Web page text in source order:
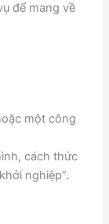
để mang về
một công
cách thức
nghiệp”.